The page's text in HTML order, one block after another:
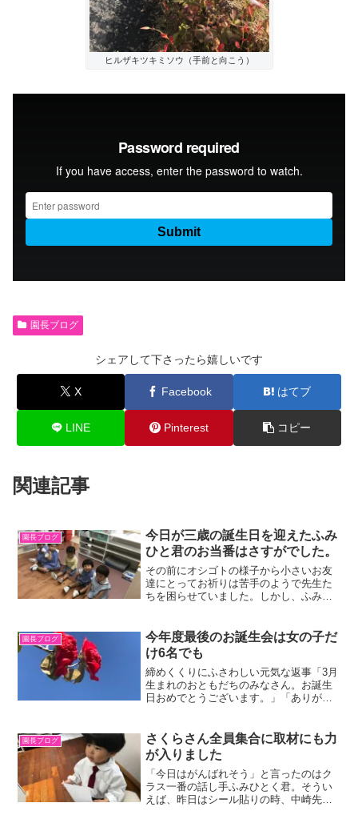
ヒルザキツキミソウ（手前と向こう）
園長ブログ
シェアして下さったら嬉しいです
X Facebook はてブ
LINE Pinterest コピー
関連記事
園長ブログ
今日が三歳の誕生日を迎えたふみ
ひと君のお当番はさすがでした。
その前にオシゴトの様子から小さいお友
達にとってお祈りは苦手のようで先生た
ちを困らせていました。しかし、ふみひ
どの子もそれなりに頑張っていました。
園長ブログ
今年度最後のお誕生会は女の子だ
け6名でも
締めくくりにふさわしい元気な返事「3月
生まれのおともだちのみなさん。お誕生
日おめでとうございます。」「ありがと
だが。ともあれ、嬉しい話を聞いたので
分かち合います。「いろ...
園長ブログ
さくらさん全員集合に取材にも力
が入りました
「今日はがんばれそう」と言ったのはク
ラス一番の話し手ふみひとく君。そうい
えば、昨日はシール貼りの時、中崎先生